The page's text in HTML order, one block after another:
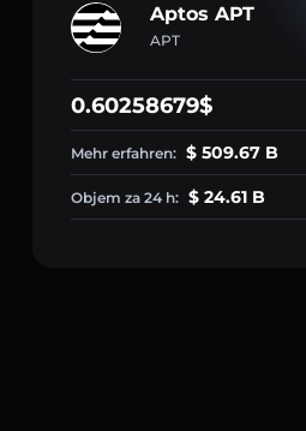
Aptos APT
APT
0.60258679$
Mehr erfahren: $ 509.67 B
Objem za 24 h: $ 24.61 B